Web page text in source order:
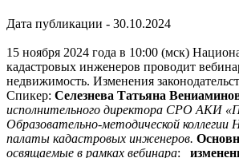
Дата публикации - 30.10.2024
15 ноября 2024 года в 10:00 (мск)
кадастровых инженеров проводит
недвижимость. Изменения
Спикер: Селезнева Татьяна
исполнительного директора СРО АКИ
Образовательно-методической коллегии
палаты кадастровых инженеров.
освящаемые в рамках вебинара: